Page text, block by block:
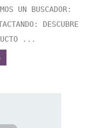
UN BUSCADOR:
DESCUBRE
...